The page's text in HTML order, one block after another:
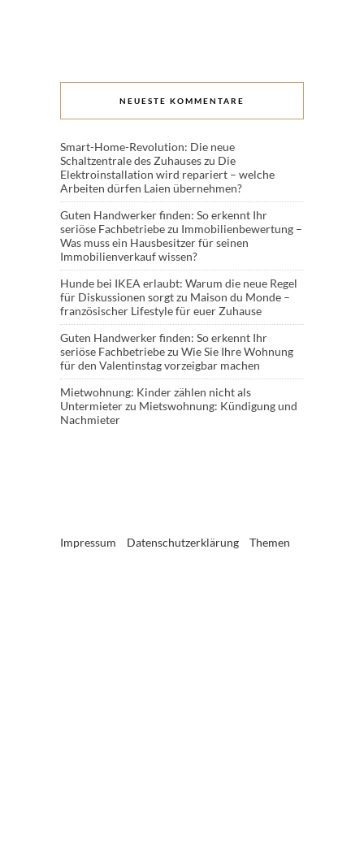
NEUESTE KOMMENTARE
Smart-Home-Revolution: Die neue
Schaltzentrale des Zuhauseszu Die
Elektroinstallation wird repariert – welche
Arbeiten dürfen Laien übernehmen?
Guten Handwerker finden: So erkennt Ihr
seriöse Fachbetriebezu Immobilienbewertung –
Was muss ein Hausbesitzer für seinen
Immobilienverkauf wissen?
Hunde bei IKEA erlaubt: Warum die neue Regel
für Diskussionen sorgtzu Maison du Monde –
französischer Lifestyle für euer Zuhause
Guten Handwerker finden: So erkennt Ihr
seriöse Fachbetriebezu Wie Sie Ihre Wohnung
für den Valentinstag vorzeigbar machen
Mietwohnung: Kinder zählen nicht als
Untermieterzu Mietswohnung: Kündigung und
Nachmieter
Impressum Datenschutzerklärung Themen